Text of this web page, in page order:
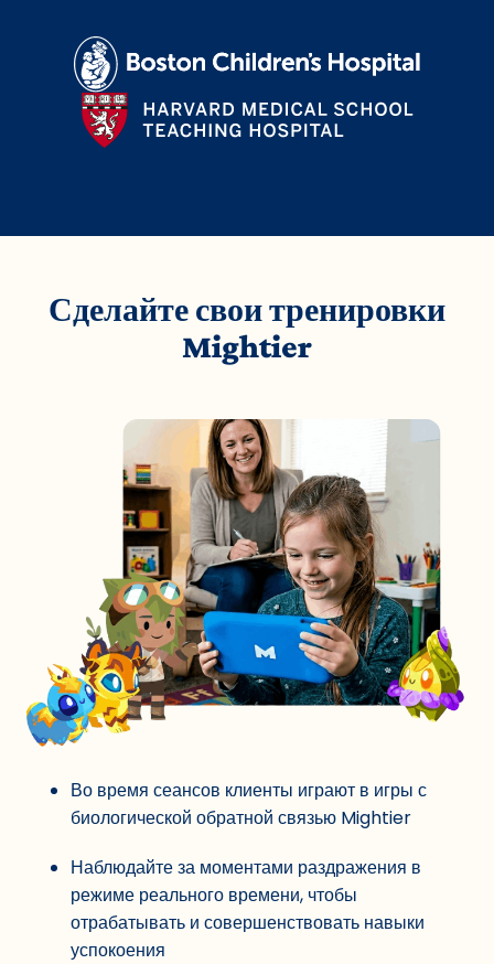
Сделайте свои тренировки
Mightier
Во время сеансов клиенты играют в игры с
биологической обратной связью Mightier
Наблюдайте за моментами раздражения в
режиме реального времени, чтобы
отрабатывать и совершенствовать навыки
успокоения